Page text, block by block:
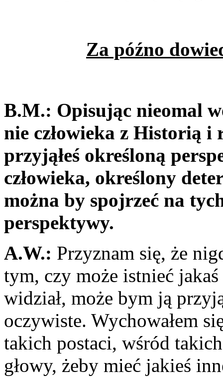
Za późno
B.M.: Opisując nieomal
nie człowieka z Historią i
przyjąłeś określoną
człowieka, określony
można by spojrzeć na
perspektywy.
A.W.: Przyznam się, że
tym, czy może istnieć
widział, może bym ją
oczywiste. Wy­chowałem
takich postaci, wśród
głowy, żeby mieć jakieś